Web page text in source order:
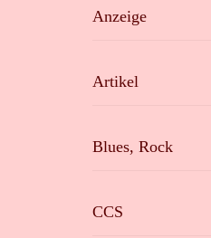
Anzeige
Artikel
Blues, Rock
CCS